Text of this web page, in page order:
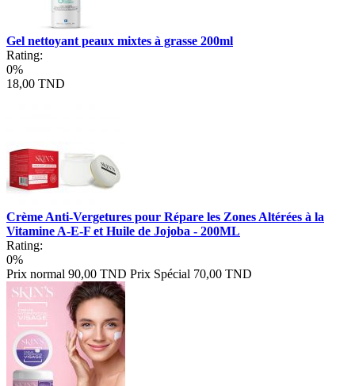
Gel nettoyant peaux mixtes à grasse 200ml
Rating:
0%
18,00 TND
Crème Anti-Vergetures pour Répare les Zones Altérées à la
Vitamine A-E-F et Huile de Jojoba - 200ML
Rating:
0%
Prix normal 90,00 TND Prix Spécial 70,00 TND